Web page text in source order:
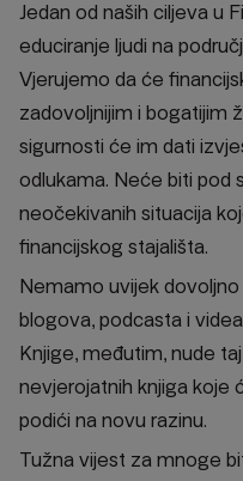
Jedan od naših ciljeva u
educiranje ljudi na
Vjerujemo da će
zadovoljnijim i bogatijim
sigurnosti će im dati
odlukama. Neće biti pod
neočekivanih situacija
financijskog stajališta.
Nemamo uvijek
blogova, podcasta i
Knjige, međutim, nude
nevjerojatnih knjiga koje
podići na novu razinu.
Tužna vijest za mnoge